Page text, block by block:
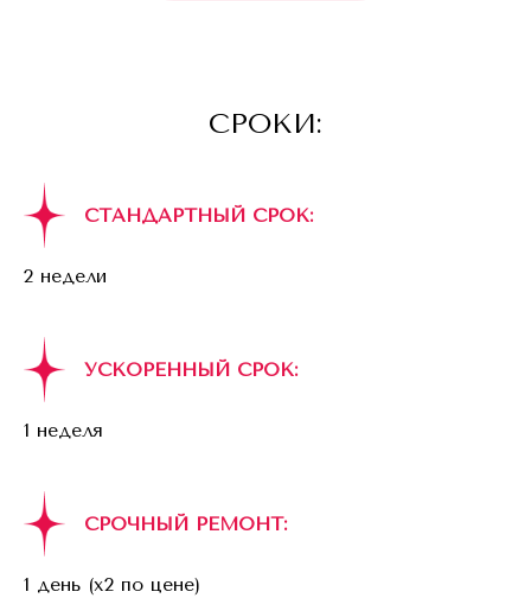
СРОКИ:
СТАНДАРТНЫЙ СРОК:
2 недели
УСКОРЕННЫЙ СРОК:
1 неделя
СРОЧНЫЙ РЕМОНТ:
1 день (x2 по цене)